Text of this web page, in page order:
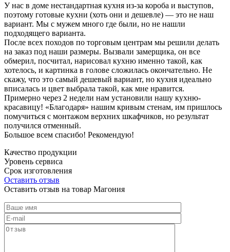
У нас в доме нестандартная кухня из-за короба и выступов,
поэтому готовые кухни (хоть они и дешевле) — это не наш
вариант. Мы с мужем много где были, но не нашли
подходящего варианта.
После всех походов по торговым центрам мы решили делать
на заказ под наши размеры. Вызвали замерщика, он все
обмерил, посчитал, нарисовал кухню именно такой, как
хотелось, и картинка в голове сложилась окончательно. Не
скажу, что это самый дешевый вариант, но кухня идеально
вписалась и цвет выбрала такой, как мне нравится.
Примерно через 2 недели нам установили нашу кухню-
красавицу! «Благодаря» нашим кривым стенам, им пришлось
помучиться с монтажом верхних шкафчиков, но результат
получился отменный.
Большое всем спасибо! Рекомендую!
Качество продукции
Уровень сервиса
Срок изготовления
Оставить отзыв
Оставить отзыв на товар Магония